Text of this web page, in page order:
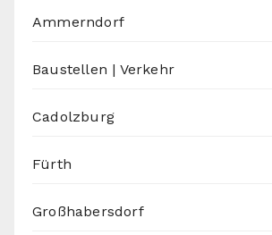
Ammerndorf
Baustellen | Verkehr
Cadolzburg
Fürth
Großhabersdorf